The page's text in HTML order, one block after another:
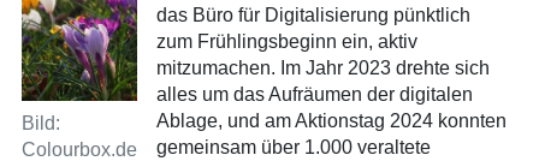
Bild:
Colourbox.de
das Büro für Digitalisierung pünktlich
zum Frühlingsbeginn ein, aktiv
mitzumachen. Im Jahr 2023 drehte sich
alles um das Aufräumen der digitalen
Ablage, und am Aktionstag 2024 konnten
gemeinsam über 1.000 veraltete